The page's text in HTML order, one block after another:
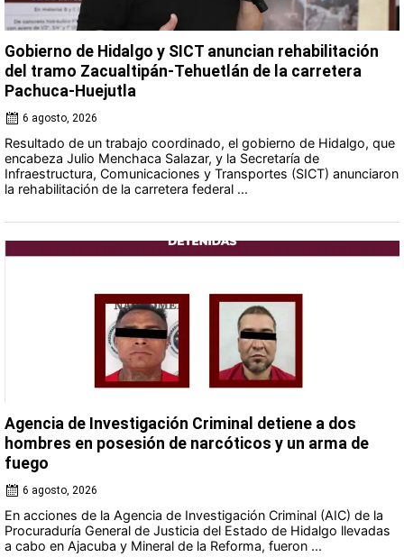
Gobierno de Hidalgo y SICT anuncian rehabilitación
del tramo Zacualtipán-Tehuetlán de la carretera
Pachuca-Huejutla
6 agosto, 2026
Resultado de un trabajo coordinado, el gobierno de Hidalgo, que
encabeza Julio Menchaca Salazar, y la Secretaría de
Infraestructura, Comunicaciones y Transportes (SICT) anunciaron
la rehabilitación de la carretera federal ...
Agencia de Investigación Criminal detiene a dos
hombres en posesión de narcóticos y un arma de
fuego
6 agosto, 2026
En acciones de la Agencia de Investigación Criminal (AIC) de la
Procuraduría General de Justicia del Estado de Hidalgo llevadas
a cabo en Ajacuba y Mineral de la Reforma, fueron ...